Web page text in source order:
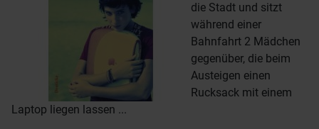
die Stadt und sitzt
während einer
Bahnfahrt 2 Mädchen
gegenüber, die beim
Austeigen einen
Rucksack mit einem
Laptop liegen lassen ...